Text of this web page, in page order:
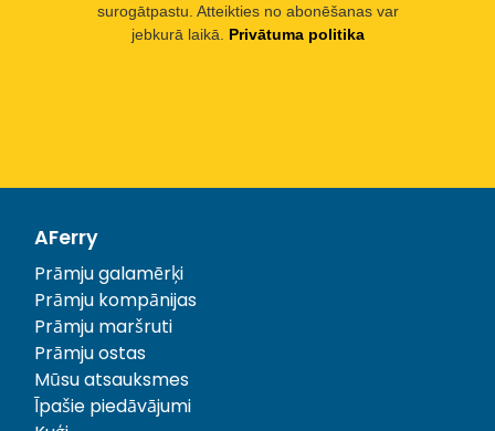
surogātpastu. Atteikties no abonēšanas var
jebkurā laikā.
Privātuma politika
AFerry
Prāmju galamērķi
Prāmju kompānijas
Prāmju maršruti
Prāmju ostas
Mūsu atsauksmes
Īpašie piedāvājumi